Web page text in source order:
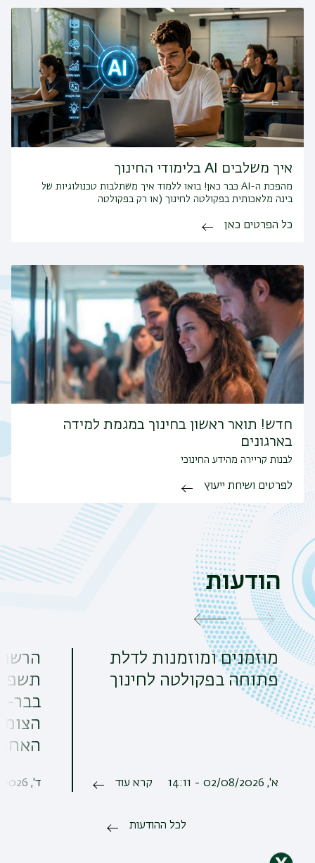
איך משלבים AI בלימודי החינוך
מהפכת ה-AI כבר כאן! בואו ללמוד איך משתלבות טכנולוגיות של
בינה מלאכותית בפקולטה לחינוך (או רק בפקולטה
כל הפרטים כאן
חדש! תואר ראשון בחינוך במגמת למידה
בארגונים
לבנות קריירה מהידע החינוכי
לפרטים ושיחת ייעוץ
הודעות
מוזמנים ומוזמנות לדלת
פתוחה בפקולטה לחינוך
א', 02/08/2026 - 14:11 קרא עוד
בבר-
ד', 29/07/2026 - 10:38
לכל ההודעות